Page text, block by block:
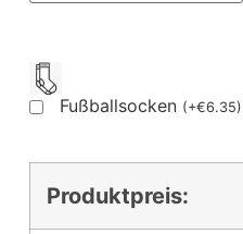
Fußballsocken (+€6.35)
Produktpreis: